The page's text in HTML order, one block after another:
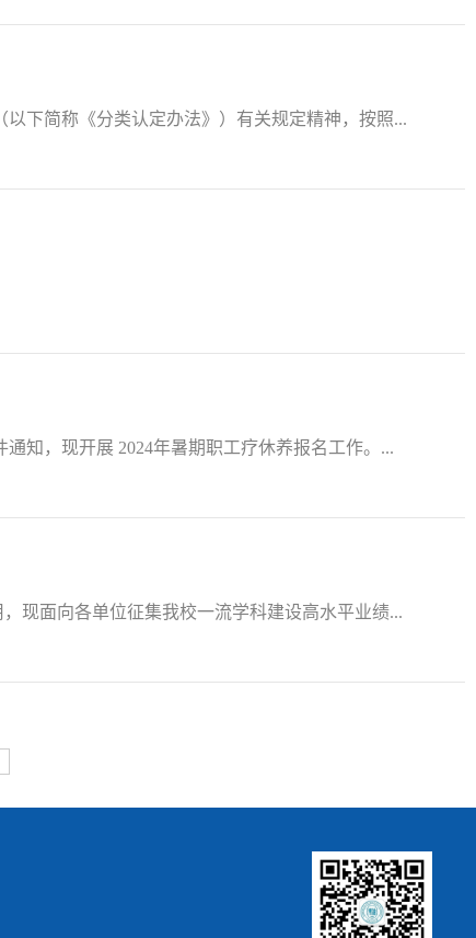
下简称《分类认定办法》）有关规定精神，按照...
知，现开展 2024年暑期职工疗休养报名工作。...
现面向各单位征集我校一流学科建设高水平业绩...